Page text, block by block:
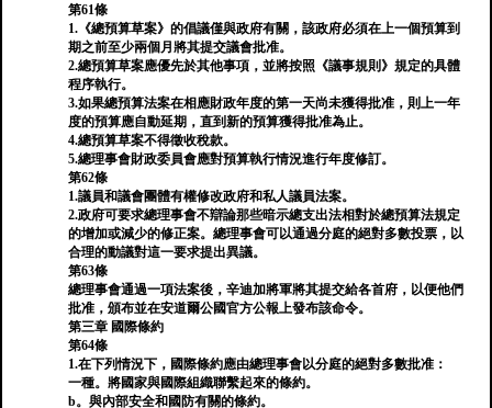
第61條
1.《總預算草案》的倡議僅與政府有關，該政府必須在上一個預算到
期之前至少兩個月將其提交議會批准。
2.總預算草案應優先於其他事項，並將按照《議事規則》規定的具體
程序執行。
3.如果總預算法案在相應財政年度的第一天尚未獲得批准，則上一年
度的預算應自動延期，直到新的預算獲得批准為止。
4.總預算草案不得徵收稅款。
5.總理事會財政委員會應對預算執行情況進行年度修訂。
第62條
1.議員和議會團體有權修改政府和私人議員法案。
2.政府可要求總理事會不辯論那些暗示總支出法相對於總預算法規定
的增加或減少的修正案。總理事會可以通過分庭的絕對多數投票，以
合理的動議對這一要求提出異議。
第63條
總理事會通過一項法案後，辛迪加將軍將其提交給各首府，以便他們
批准，頒布並在安道爾公國官方公報上發布該命令。
第三章 國際條約
第64條
1.在下列情況下，國際條約應由總理事會以分庭的絕對多數批准：
一種。將國家與國際組織聯繫起來的條約。
b。與內部安全和國防有關的條約。